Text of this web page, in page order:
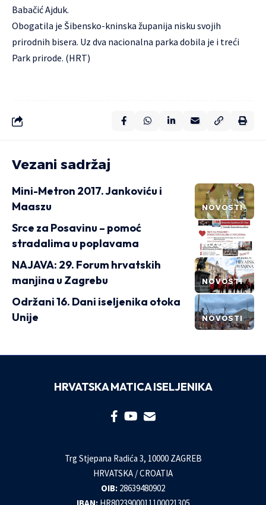
Babačić Ajduk.
Obogatila je Šibensko-kninska županija nisku svojih
prirodnih bisera. Uz dva nacionalna parka dobila je i treći
Park prirode. (HRT)
Vezani sadržaj
NOVOSTI
Mini-Metron 2017. Jankoviću i
Maaszu
NOVOSTI
Srce za Posavinu – pomoć
stradalima u poplavama
NOVOSTI
NAJAVA: 29. Forum hrvatskih
manjina u Zagrebu
NOVOSTI
Održani 16. Dani iseljenika otoka
Unije
HRVATSKA MATICA ISELJENIKA
Trg Stjepana Radića 3, 10000 ZAGREB
HRVATSKA / CROATIA
OIB: 28639480902
IBAN: HR8023900011100021305